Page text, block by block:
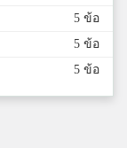
5 ข้อ
5 ข้อ
5 ข้อ